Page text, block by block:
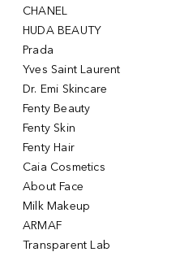
CHANEL
HUDA BEAUTY
Prada
Yves Saint Laurent
Dr. Emi Skincare
Fenty Beauty
Fenty Skin
Fenty Hair
Caia Cosmetics
About Face
Milk Makeup
ARMAF
Transparent Lab